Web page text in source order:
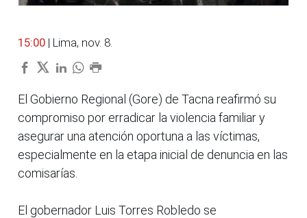
15:00 | Lima, nov. 8.
El Gobierno Regional (Gore) de Tacna reafirmó su
compromiso por erradicar la violencia familiar y
asegurar una atención oportuna a las víctimas,
especialmente en la etapa inicial de denuncia en las
comisarías.
El gobernador Luis Torres Robledo se